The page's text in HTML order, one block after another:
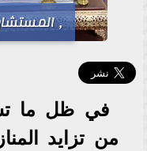
,
في ظل ما
من تزايد